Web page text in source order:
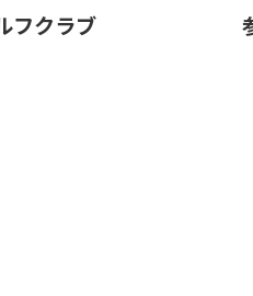
ゴルフクラブ 参